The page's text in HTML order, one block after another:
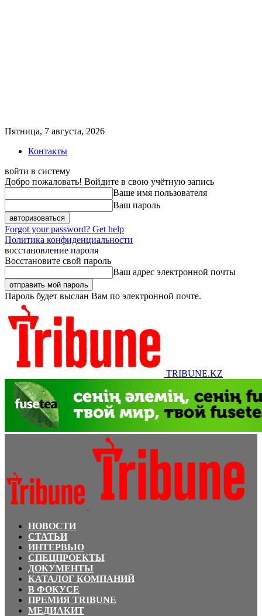
Пятница, 7 августа, 2026
Контакты
войти в систему
Добро пожаловать! Войдите в свою учётную запись
Ваше имя пользователя
Ваш пароль
Forgot your password? Get help
Политика конфиденциальности
восстановление пароля
Восстановите свой пароль
Ваш адрес электронной почты
Пароль будет выслан Вам по электронной почте.
TRIBUNE.KZ
НОВОСТИ
СТАТЬИ
ИНТЕРВЬЮ
СПЕЦПРОЕКТЫ
ДОКУМЕНТЫ
КАТАЛОГ КОМПАНИЙ
В ФОКУСЕ
ПРЕМИЯ TRIBUNE
МЕДИАКИТ